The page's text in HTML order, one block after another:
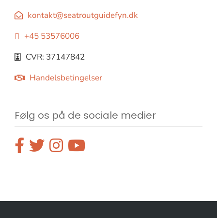
kontakt@seatroutguidefyn.dk
+45 53576006
CVR: 37147842
Handelsbetingelser
Følg os på de sociale medier